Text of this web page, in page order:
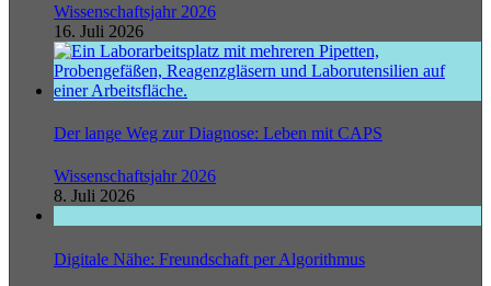
Wissenschaftsjahr 2026
16. Juli 2026
Der lange Weg zur Diagnose: Leben mit CAPS
Wissenschaftsjahr 2026
8. Juli 2026
Digitale Nähe: Freundschaft per Algorithmus